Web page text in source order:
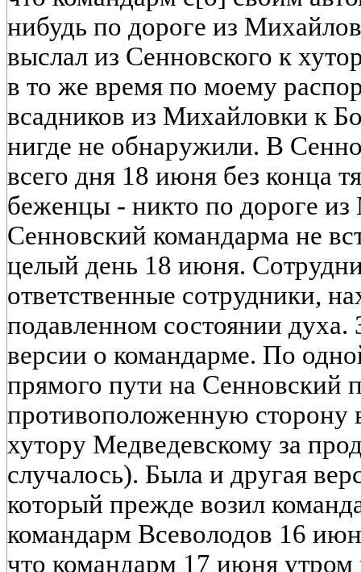
нибудь по дороге из
выслал из Сенновского к
в то же время по моему
всадников из Михайловки к
нигде не обнаружили. В
всего дня 18 июня без конца
беженцы - никто по дороге
Сенновский командарма не
целый день 18 июня.
ответственные сотрудники,
подавленном состоянии духа.
версии о командарме. По
прямого пути на Сенновский
противоположенную
хутору Медведевскому за
случалось). Была и другая
который прежде возил
командарм Всеволодов 16
что командарм 17 июня утром